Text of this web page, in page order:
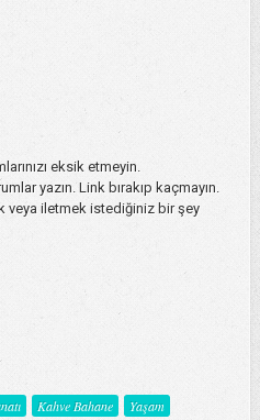
eksik etmeyin.
yazın. Link bırakıp kaçmayın.
veya iletmek istediğiniz bir şey
Kahve Bahane Yaşam